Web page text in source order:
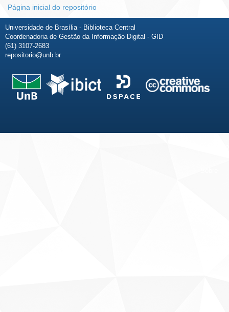
Página inicial do repositório
Universidade de Brasília - Biblioteca Central
Coordenadoria de Gestão da Informação Digital - GID
(61) 3107-2683
repositorio@unb.br